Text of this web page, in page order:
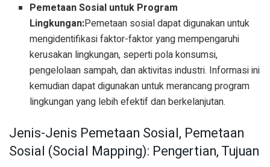
Pemetaan Sosial untuk Program
Lingkungan:Pemetaan sosial dapat digunakan untuk
mengidentifikasi faktor-faktor yang mempengaruhi
kerusakan lingkungan, seperti pola konsumsi,
pengelolaan sampah, dan aktivitas industri. Informasi ini
kemudian dapat digunakan untuk merancang program
lingkungan yang lebih efektif dan berkelanjutan.
Jenis-Jenis Pemetaan Sosial, Pemetaan
Sosial (Social Mapping): Pengertian, Tujuan